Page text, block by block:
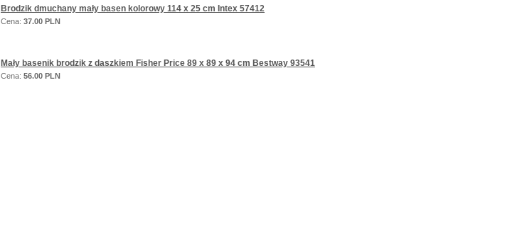
Brodzik dmuchany mały basen kolorowy 114 x 25 cm Intex 57412
Cena: 37.00 PLN
Mały basenik brodzik z daszkiem Fisher Price 89 x 89 x 94 cm Bestway 93541
Cena: 56.00 PLN